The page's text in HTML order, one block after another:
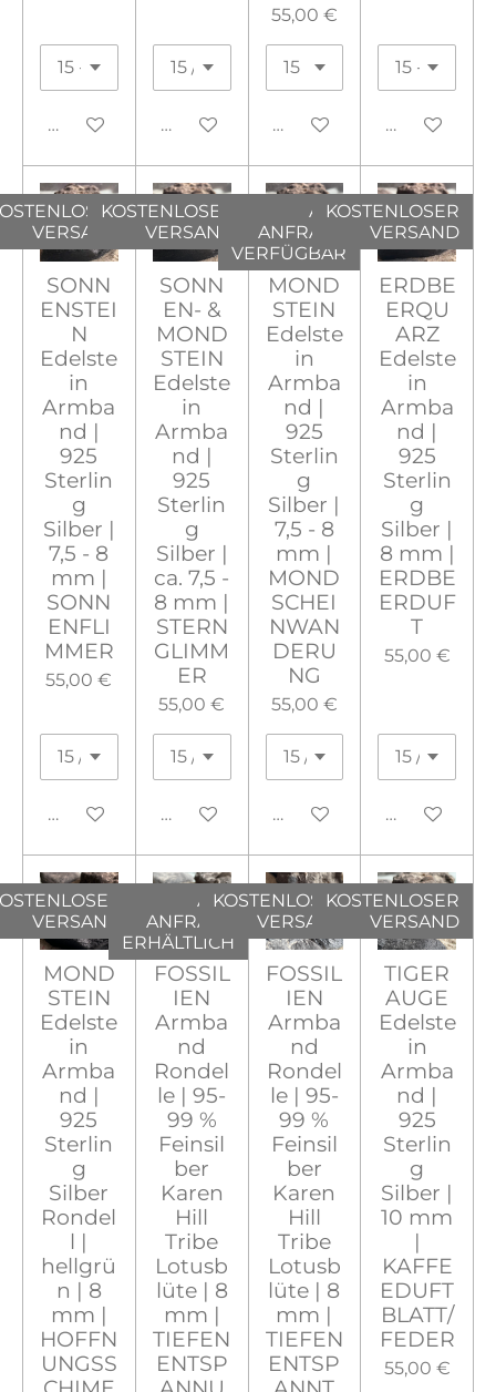
In den WarenkorbIn den Warenkorb
55,00 €
In den Warenkorb
In den
VERSAND
SONN
ENSTEI
N
Edelste
in
Armba
nd |
925
Sterlin
g
Silber |
7,5 - 8
mm |
SONN
ENFLI
MMER
55,00 €
In den Warenkorb
KOSTENLOSER
VERSAND
SONN
EN- &
MOND
STEIN
Edelste
in
Armba
nd |
925
Sterlin
g
Silber |
ca. 7,5 -
8 mm |
STERN
GLIMM
ER
55,00 €
In den Warenkorb
AUF
ANFRAGE
VERFÜGBAR
MOND
STEIN
Edelste
in
Armba
nd |
925
Sterlin
g
Silber |
7,5 - 8
mm |
MOND
SCHEI
NWAN
DERU
NG
55,00 €
Bei Verfügbarkeit
KOSTENLOSER
VERSAND
ERDBE
ERQU
ARZ
Edelste
in
Armba
nd |
925
Sterlin
g
Silber |
8 mm |
ERDBE
ERDUF
T
55,00 €
In den
VERSAND
MOND
STEIN
Edelste
in
Armba
nd |
925
Sterlin
g
Silber
Rondel
l |
hellgrü
n | 8
mm |
HOFFN
UNGSS
AUF
ANFRAGE
ERHÄLTLICH
FOSSIL
IEN
Armba
nd
Rondel
le | 95-
99 %
Feinsil
ber
Karen
Hill
Tribe
Lotusb
lüte | 8
mm |
TIEFEN
ENTSP
KOSTENLOSER
VERSAND
FOSSIL
IEN
Armba
nd
Rondel
le | 95-
99 %
Feinsil
ber
Karen
Hill
Tribe
Lotusb
lüte | 8
mm |
TIEFEN
ENTSP
KOSTENLOSER
VERSAND
TIGER
AUGE
Edelste
in
Armba
nd |
925
Sterlin
g
Silber |
10 mm
|
KAFFE
EDUFT
BLATT/
FEDER
55,00 €